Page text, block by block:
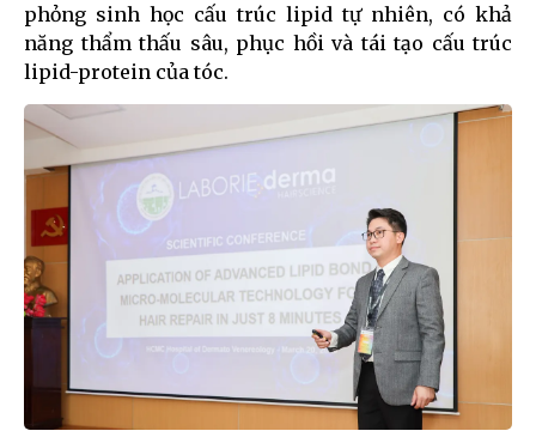
phỏng sinh học cấu trúc lipid tự nhiên, có khả
năng thẩm thấu sâu, phục hồi và tái tạo cấu trúc
lipid-protein của tóc.